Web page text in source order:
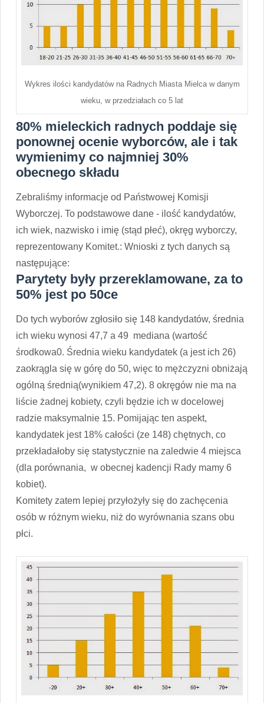
Wykres ilości kandydatów na Radnych Miasta Mielca w danym
wieku, w przedziałach co 5 lat
80% mieleckich radnych poddaje się
ponownej ocenie wyborców, ale i tak
wymienimy co najmniej 30%
obecnego składu
Zebraliśmy informacje od Państwowej Komisji
Wyborczej. To podstawowe dane - ilość kandydatów,
ich wiek, nazwisko i imię (stąd płeć), okręg wyborczy,
reprezentowany Komitet.: Wnioski z tych danych są
następujące:
Parytety były przereklamowane, za to
50% jest po 50ce
Do tych wyborów zgłosiło się 148 kandydatów, średnia
ich wieku wynosi 47,7 a 49 mediana (wartość
środkowa0. Średnia wieku kandydatek (a jest ich 26)
zaokrągla się w górę do 50, więc to mężczyzni obniżają
ogólną średnią(wynikiem 47,2). 8 okręgów nie ma na
liście żadnej kobiety, czyli będzie ich w docelowej
radzie maksymalnie 15. Pomijając ten aspekt,
kandydatek jest 18% całości (ze 148) chętnych, co
przekładałoby się statystycznie na zaledwie 4 miejsca
(dla porównania, w obecnej kadencji Rady mamy 6
kobiet).
Komitety zatem lepiej przyłożyły się do zachęcenia
osób w różnym wieku, niż do wyrównania szans obu
płci.